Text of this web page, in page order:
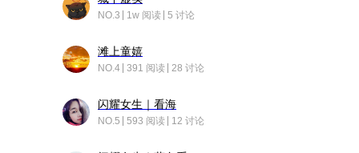
NO.3 1w 阅读 5 讨论
滩上童嬉
NO.4 391 阅读 28 讨论
闪耀女生｜看海
NO.5 593 阅读 12 讨论